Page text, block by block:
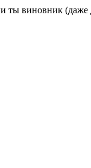
виновник (даже